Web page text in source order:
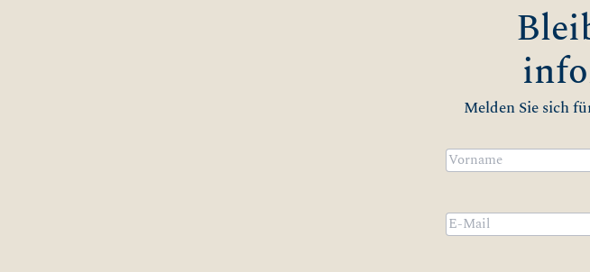
Melden Sie sich
Name(erforderlich)